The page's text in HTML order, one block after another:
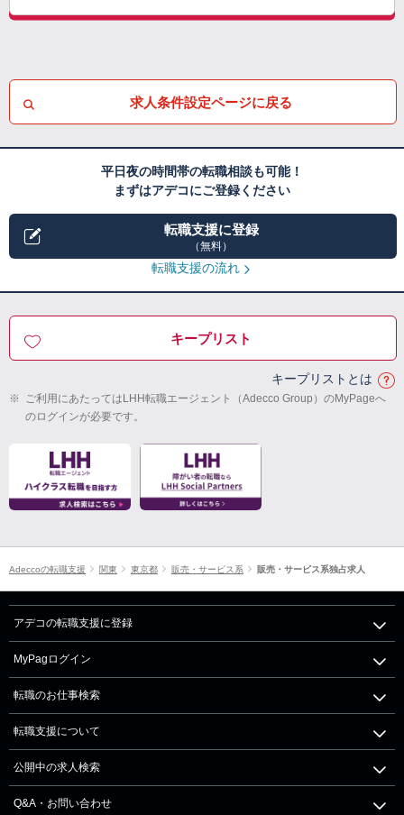
求人条件設定ページに戻る
平日夜の時間帯の転職相談も可能！
まずはアデコにご登録ください
転職支援に登録
（無料）
転職支援の流れ
キープリスト
キープリストとは
※ ご利用にあたってはLHH転職エージェント（Adecco Group）のMyPageへ
のログインが必要です。
Adeccoの転職支援 関東 東京都 販売・サービス系 販売・サービス系独占求人
アデコの転職支援に登録
MyPagログイン
転職のお仕事検索
転職支援について
公開中の求人検索
Q&A・お問い合わせ